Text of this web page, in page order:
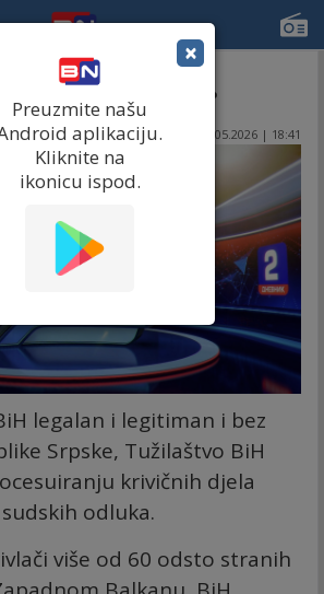
15.05.2026.
15.05.2026 | 18:41
legalan i legitiman i bez
Srpske, Tužilaštvo BiH
krivičnih djela
odluka.
više od 60 odsto stranih
×
Preuzmite našu
aplikaciju.
Kliknite na
ikonicu ispod.